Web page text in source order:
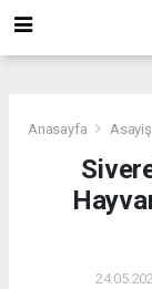
Anasayfa Asayiş